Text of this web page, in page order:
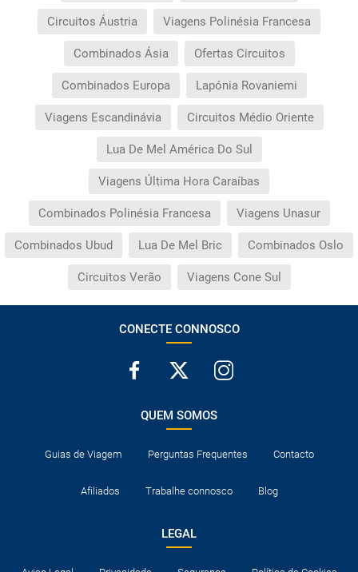
Circuitos Áustria Viagens Polinésia Francesa
Combinados Ásia Ofertas Circuitos
Combinados Europa Lapónia Rovaniemi
Viagens Escandinávia Circuitos Médio Oriente
Lua De Mel América Do Sul
Viagens Última Hora Caraíbas
Combinados Polinésia Francesa Viagens Unasur
Combinados Ubud Lua De Mel Bric Combinados Oslo
Circuitos Verão Viagens Cone Sul
CONECTE CONNOSCO
QUEM SOMOS
Guias de Viagem Perguntas Frequentes Contacto
Afiliados Trabalhe connosco Blog
LEGAL